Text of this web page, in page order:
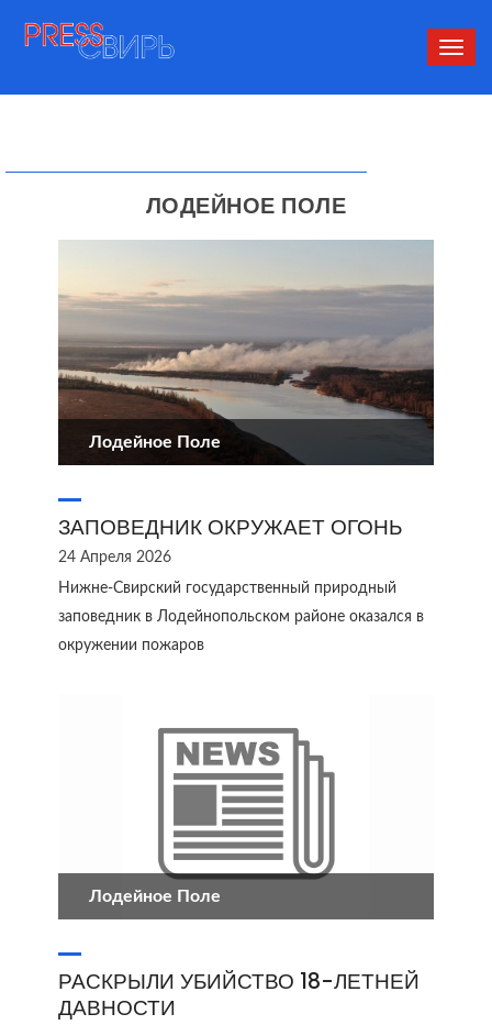
ЛОДЕЙНОЕ ПОЛЕ
Лодейное Поле
ЗАПОВЕДНИК ОКРУЖАЕТ ОГОНЬ
24 Апреля 2026
Нижне-Свирский государственный природный
заповедник в Лодейнопольском районе оказался в
окружении пожаров
Лодейное Поле
РАСКРЫЛИ УБИЙСТВО 18-ЛЕТНЕЙ
ДАВНОСТИ